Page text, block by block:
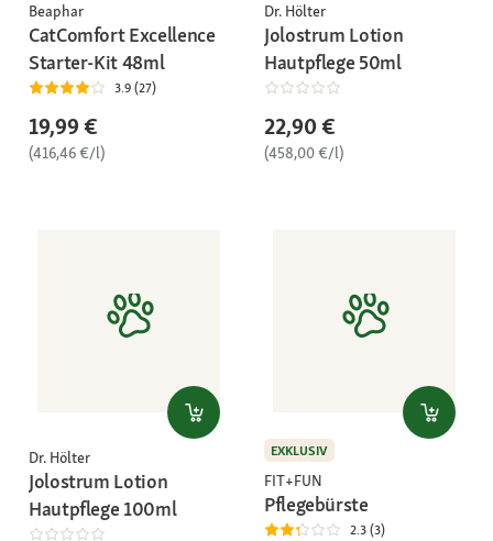
Beaphar
CatComfort Excellence
Starter-Kit 48ml
3.9 (27)
19,99 €
(416,46 €/l)
Dr. Hölter
Jolostrum Lotion
Hautpflege 50ml
22,90 €
(458,00 €/l)
Dr. Hölter
Jolostrum Lotion
Hautpflege 100ml
EXKLUSIV
FIT+FUN
Pflegebürste
2.3 (3)